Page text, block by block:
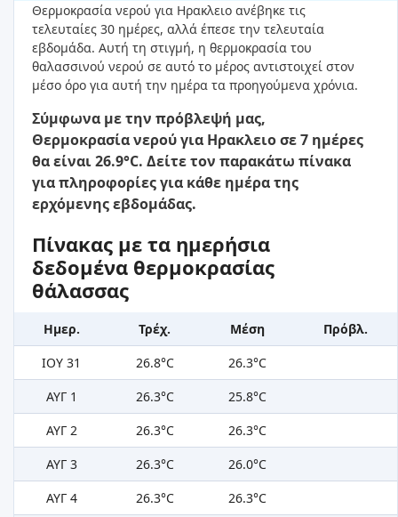
Θερμοκρασία νερού για Ηρακλειο ανέβηκε τις
τελευταίες 30 ημέρες, αλλά έπεσε την τελευταία
εβδομάδα. Αυτή τη στιγμή, η θερμοκρασία του
θαλασσινού νερού σε αυτό το μέρος αντιστοιχεί στον
μέσο όρο για αυτή την ημέρα τα προηγούμενα χρόνια.
Σύμφωνα με την πρόβλεψή μας,
Θερμοκρασία νερού για Ηρακλειο σε 7 ημέρες
θα είναι 26.9°C. Δείτε τον παρακάτω πίνακα
για πληροφορίες για κάθε ημέρα της
ερχόμενης εβδομάδας.
Πίνακας με τα ημερήσια
δεδομένα θερμοκρασίας
θάλασσας
Ημερ. Τρέχ. Μέση
Πρόβλ.
ΙΟΥ 31
26.8°C
26.3°C
ΑΥΓ 1
26.3°C
25.8°C
ΑΥΓ 2
26.3°C
26.3°C
ΑΥΓ 3
26.3°C
26.0°C
ΑΥΓ 4
26.3°C 26.3°C